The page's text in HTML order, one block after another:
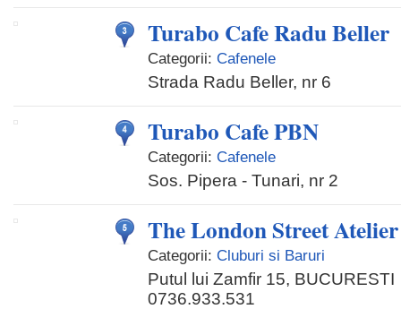
Turabo Cafe Radu Beller
Categorii: Cafenele
Strada Radu Beller, nr 6
Turabo Cafe PBN
Categorii: Cafenele
Sos. Pipera - Tunari, nr 2
The London Street
Categorii: Cluburi si Baruri
Putul lui Zamfir 15, BUCURESTI
0736.933.531